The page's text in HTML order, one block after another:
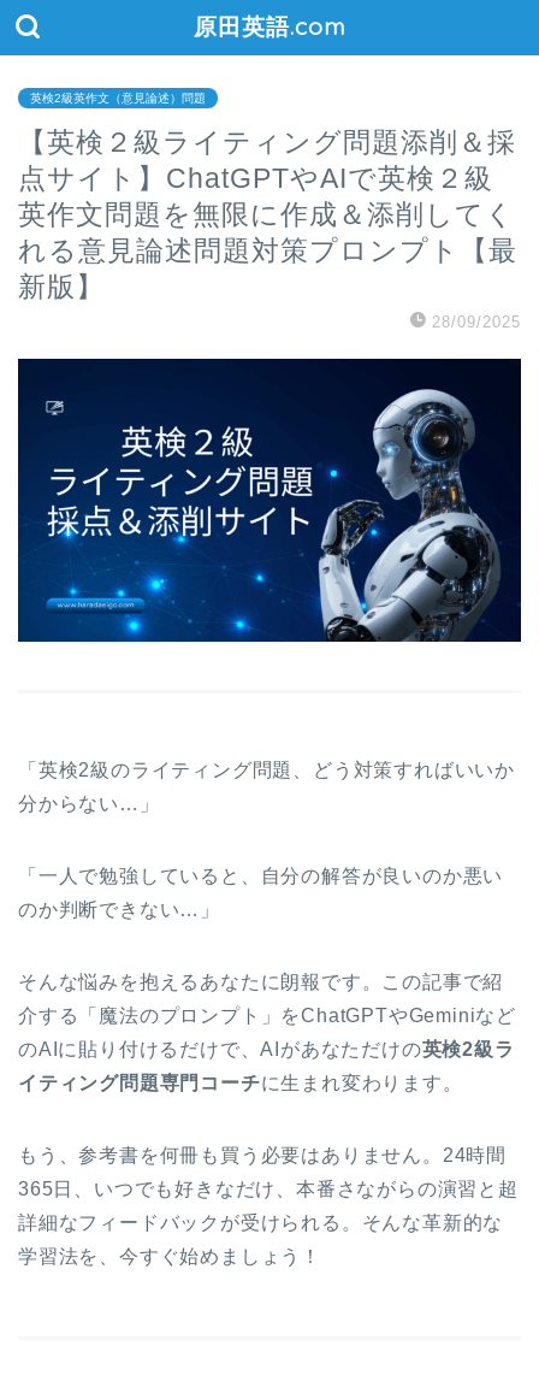
原田英語.com
英検2級英作文（意見論述）問題
【英検２級ライティング問題添削＆採
点サイト】ChatGPTやAIで英検２級
英作文問題を無限に作成＆添削してく
れる意見論述問題対策プロンプト【最
新版】
28/09/2025
「英検2級のライティング問題、どう対策すればいいか
分からない…」
「一人で勉強していると、自分の解答が良いのか悪い
のか判断できない…」
そんな悩みを抱えるあなたに朗報です。この記事で紹
介する「魔法のプロンプト」をChatGPTやGeminiなど
のAIに貼り付けるだけで、AIがあなただけの英検2級ラ
イティング問題専門コーチに生まれ変わります。
もう、参考書を何冊も買う必要はありません。24時間
365日、いつでも好きなだけ、本番さながらの演習と超
詳細なフィードバックが受けられる。そんな革新的な
学習法を、今すぐ始めましょう！